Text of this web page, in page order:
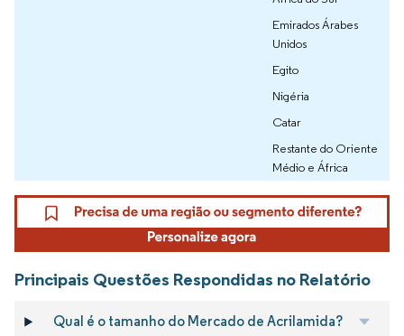
Emirados Árabes
Unidos
Egito
Nigéria
Catar
Restante do Oriente
Médio e África
Principais Questões Respondidas no Relatório
Qual é o tamanho do Mercado de Acrilamida?